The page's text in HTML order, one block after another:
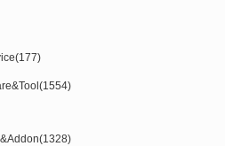
(177)
(1554)
(1328)